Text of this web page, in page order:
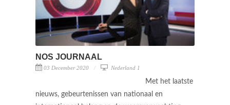
NOS JOURNAAL
03 December 2020 Nederland 1
Met het laatste
nieuws, gebeurtenissen van nationaal en